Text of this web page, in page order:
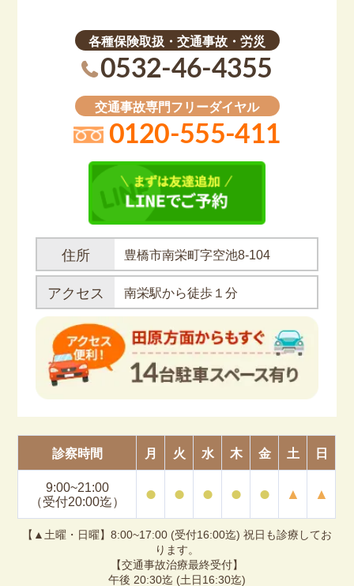
各種保険取扱・交通事故・労災
0532-46-4355
交通事故専門フリーダイヤル
0120-555-411
住所 豊橋市南栄町字空池8-104
アクセス 南栄駅から徒歩１分
診察時間 月 火 水 木 金 土 日
9:00~21:00
（受付20:00迄）
⚫︎ ⚫︎ ⚫︎ ⚫︎ ⚫︎ ▲ ▲
【▲土曜・日曜】8:00~17:00 (受付16:00迄) 祝日も診療してお
ります。
【交通事故治療最終受付】
午後 20:30迄 (土日16:30迄)